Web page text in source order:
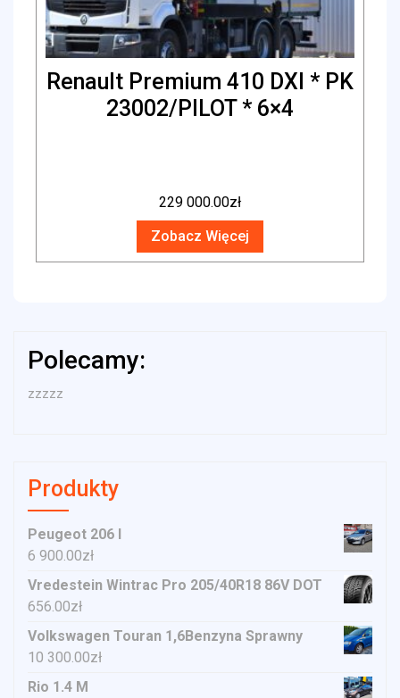
Renault Premium 410 DXI * PK
23002/PILOT * 6×4
229 000.00zł
Zobacz Więcej
Polecamy:
zzzzz
Produkty
Peugeot 206 I
6 900.00zł
Vredestein Wintrac Pro 205/40R18 86V DOT
656.00zł
Volkswagen Touran 1,6Benzyna Sprawny
10 300.00zł
Rio 1.4 M